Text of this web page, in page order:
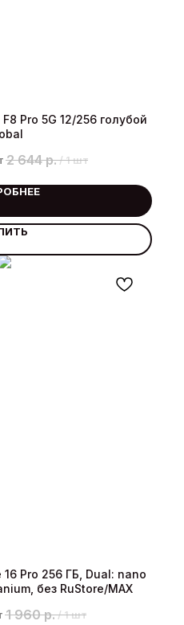
Pro 5G 12/256 голубой
2 644 р. / 1 шт
Pro 256 ГБ, Dual: nano
без RuStore/MAX
1 960 р. / 1 шт